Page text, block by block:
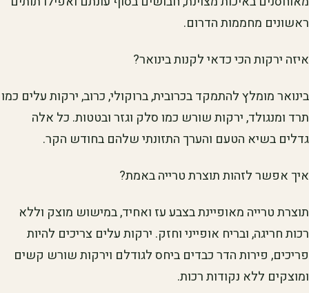
ראשונים מחממות הדרום.
איזה ירקות הכי כדאי לקנות בינואר?
בינואר מומלץ להתמקד בכרובית, ברוקולי, כרוב, ירקות עלים כמו
תרד ומנגולד, ירקות שורש כמו סלק וגזר ובטטות. כל אלה
גדלים בשיא הטעם והערך התזונתי שלהם בחודש הקר.
איך אפשר לזהות תוצרת טרייה באמת?
תוצרת טרייה מאופיינת בצבע עז ואחיד, במישוש מוצק וללא
רכות חריגה, ובריח אופייני וחזק. ירקות עלים צריכים להיות
פריכים, פירות הדר כבדים ביחס לגודלם וירקות שורש קשים
ומוצקים ללא נקודות רכות.